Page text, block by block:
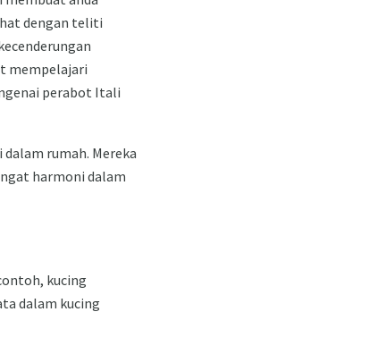
dengan teliti
mempelajari
perabot Itali
rumah. Mereka
harmoni dalam
kucing
dalam kucing